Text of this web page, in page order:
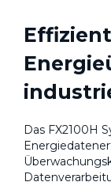
Das FX2100H